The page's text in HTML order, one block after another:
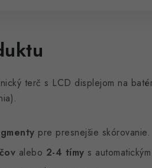
terč s LCD displejom na
pre presnejšie skórovanie.
alebo 2-4 tímy s